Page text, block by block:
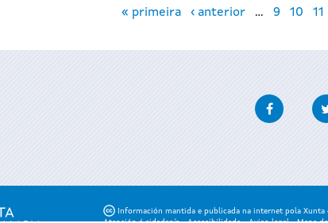
« primeira ‹ anterior … 9 10 11
Información mantida e publicada na internet pola Xunta